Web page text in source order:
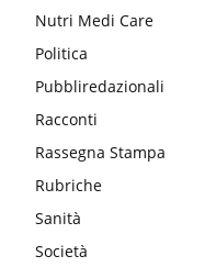
Nutri Medi Care
Politica
Pubbliredazionali
Racconti
Rassegna Stampa
Rubriche
Sanità
Società